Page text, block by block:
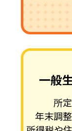
一般
所
年末調